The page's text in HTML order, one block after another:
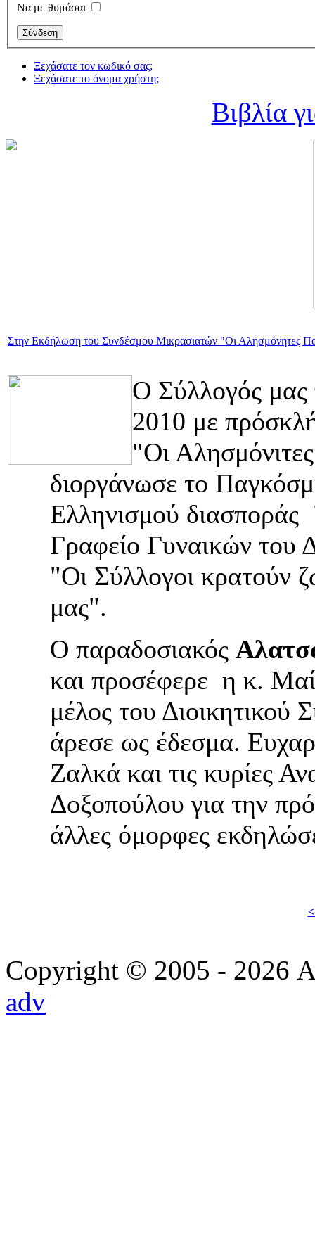
Να με θυμάσαι
Ξεχάσατε τον κωδικό σας;
Ξεχάσατε το όνομα χρήστη;
Βιβλία
Στην Εκδήλωση του Συνδέσμου Μικρασιατών "Οι Αλησμόνητες
Ο Σύλλογός μας
2010 με
"Οι
διοργάνωσε το
Ελληνισμού
Γραφείο Γυναικών του
"Οι Σύλλογοι κρατούν
μας".
Ο παραδοσιακός
και προσέφερε η κ.
μέλος του
άρεσε ως έδεσμα.
Ζαλκά και τις κυρίες
Δοξοπούλου για την
άλλες όμορφες
Copyright © 2005 - 2026
adv